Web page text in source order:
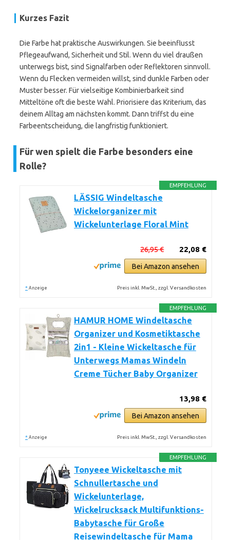
Kurzes Fazit
Die Farbe hat praktische Auswirkungen. Sie beeinflusst
Pflegeaufwand, Sicherheit und Stil. Wenn du viel draußen
unterwegs bist, sind Signalfarben oder Reflektoren sinnvoll.
Wenn du Flecken vermeiden willst, sind dunkle Farben oder
Muster besser. Für vielseitige Kombinierbarkeit sind
Mitteltöne oft die beste Wahl. Priorisiere das Kriterium, das
deinem Alltag am nächsten kommt. Dann triffst du eine
Farbeentscheidung, die langfristig funktioniert.
Für wen spielt die Farbe besonders eine
Rolle?
EMPFEHLUNG
LÄSSIG Windeltasche
Wickelorganizer mit
Wickelunterlage Floral Mint
22,08 €
26,95 €
Bei Amazon ansehen
* Anzeige Preis inkl. MwSt., zzgl. Versandkosten
EMPFEHLUNG
HAMUR HOME Windeltasche
Organizer und Kosmetiktasche
2in1 - Kleine Wickeltasche für
Unterwegs Mamas Windeln
Creme Tücher Baby Organizer
13,98 €
Bei Amazon ansehen
* Anzeige Preis inkl. MwSt., zzgl. Versandkosten
EMPFEHLUNG
Tonyeee Wickeltasche mit
Schnullertasche und
Wickelunterlage,
Wickelrucksack Multifunktions-
Babytasche für Große
Reisewindeltasche für Mama